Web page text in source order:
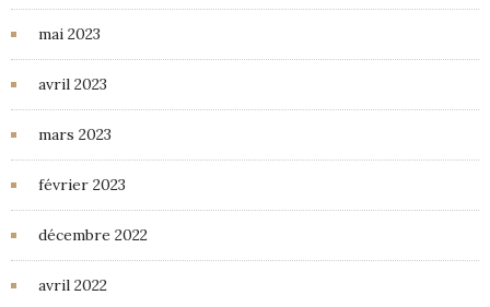
mai 2023
avril 2023
mars 2023
février 2023
décembre 2022
avril 2022